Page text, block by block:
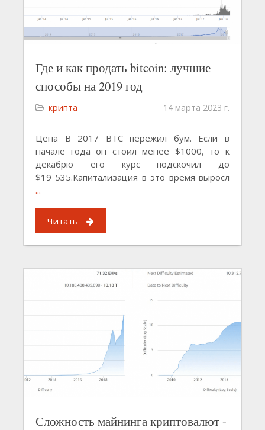
Где и как продать bitcoin: лучшие
способы на 2019 год
крипта 14 марта 2023 г.
Цена В 2017 BTC пережил бум. Если в
начале года он стоил менее $1000, то к
декабрю его курс подскочил до
$19 535.Капитализация в это время выросл
...
Читать
Сложность майнинга криптовалют -